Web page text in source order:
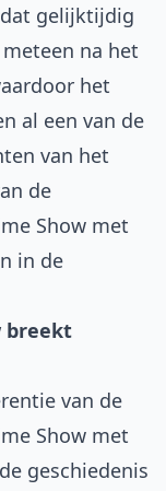
gelijktijdig
na het
het
al een van de
van het
de
Show met
in de
breekt
van de
Show met
geschiedenis